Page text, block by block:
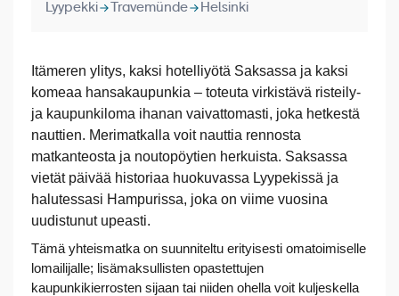
Lyypekki
Travemünde Helsinki
Itämeren ylitys, kaksi hotelliyötä Saksassa ja kaksi
komeaa hansakaupunkia – toteuta virkistävä risteily-
ja kaupunkiloma ihanan vaivattomasti, joka hetkestä
nauttien. Merimatkalla voit nauttia rennosta
matkanteosta ja noutopöytien herkuista. Saksassa
vietät päivää historiaa huokuvassa Lyypekissä ja
halutessasi Hampurissa, joka on viime vuosina
uudistunut upeasti.
Tämä yhteismatka on suunniteltu erityisesti omatoimiselle
lomailijalle; lisämaksullisten opastettujen
kaupunkikierrosten sijaan tai niiden ohella voit kuljeskella